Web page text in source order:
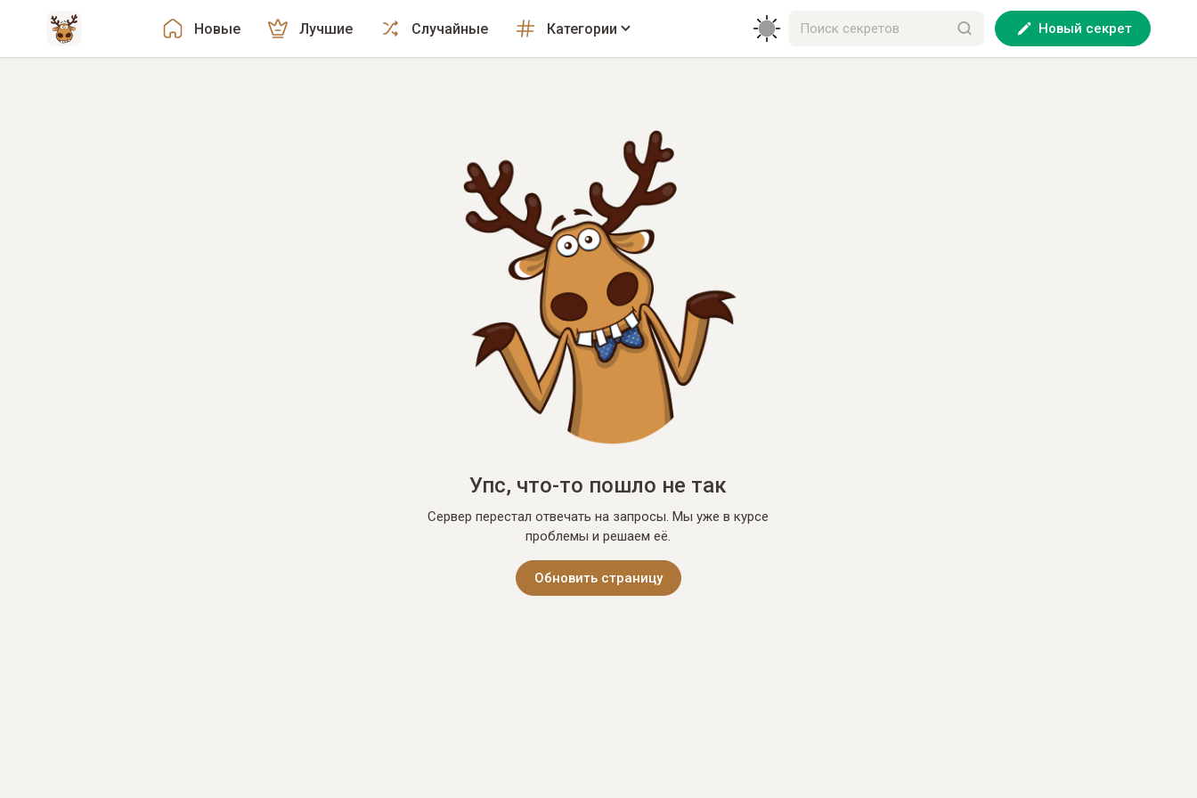
Новые Лучшие Случайные Категории Новый секрет
Упс, что-то пошло не так
Сервер перестал отвечать на запросы. Мы уже в курсе
проблемы и решаем её.
Обновить страницу